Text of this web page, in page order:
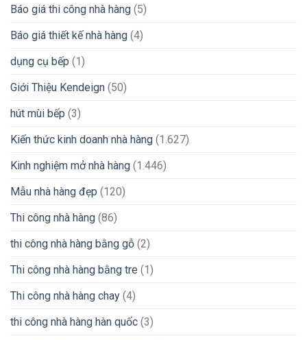
Báo giá thi công nhà hàng (5)
Báo giá thiết kế nhà hàng (4)
dụng cụ bếp (1)
Giới Thiệu Kendeign (50)
hút mùi bếp (3)
Kiến thức kinh doanh nhà hàng (1.627)
Kinh nghiệm mở nhà hàng (1.446)
Mẫu nhà hàng đẹp (120)
Thi công nhà hàng (86)
thi công nhà hàng bằng gỗ (2)
Thi công nhà hàng bằng tre (1)
Thi công nhà hàng chay (4)
thi công nhà hàng hàn quốc (3)